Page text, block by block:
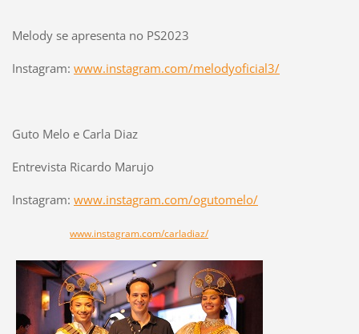
Melody se apresenta no PS2023
Instagram: www.instagram.com/melodyoficial3/
Guto Melo e Carla Diaz
Entrevista Ricardo Marujo
Instagram: www.instagram.com/ogutomelo/
www.instagram.com/carladiaz/